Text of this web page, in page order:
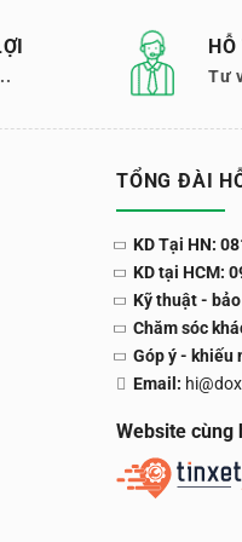
Tư
TỔNG ĐÀI
KD Tại HN:
KD tại HCM:
Kỹ thuật -
Chăm sóc
Góp ý - khiếu
Email:
Website cùng